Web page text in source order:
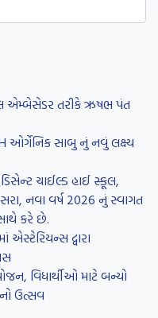
એમ્બેસેડર તરીકે ઋષભ પંત
ઓર્ગેનિક સાબુ નું નવું લક્ષ્ય
ચાઈલ્ડ હાઈ સ્કૂલ,
નવા વર્ષ 2026 નું સ્વાગત
કરે છે.
દ્વારા
વિધાર્થીઓ માટે બન્યો
ઉત્સવ